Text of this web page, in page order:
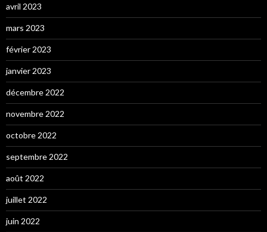
avril 2023
mars 2023
février 2023
janvier 2023
décembre 2022
novembre 2022
octobre 2022
septembre 2022
août 2022
juillet 2022
juin 2022